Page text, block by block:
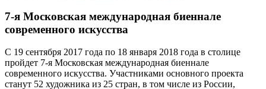
7-я Московская международная биеннале
современного искусства
С 19 сентября 2017 года по 18 января 2018 года в столице
пройдет 7-я Московская международная биеннале
современного искусства. Участниками основного проекта
станут 52 художника из 25 стран, в том числе из России,